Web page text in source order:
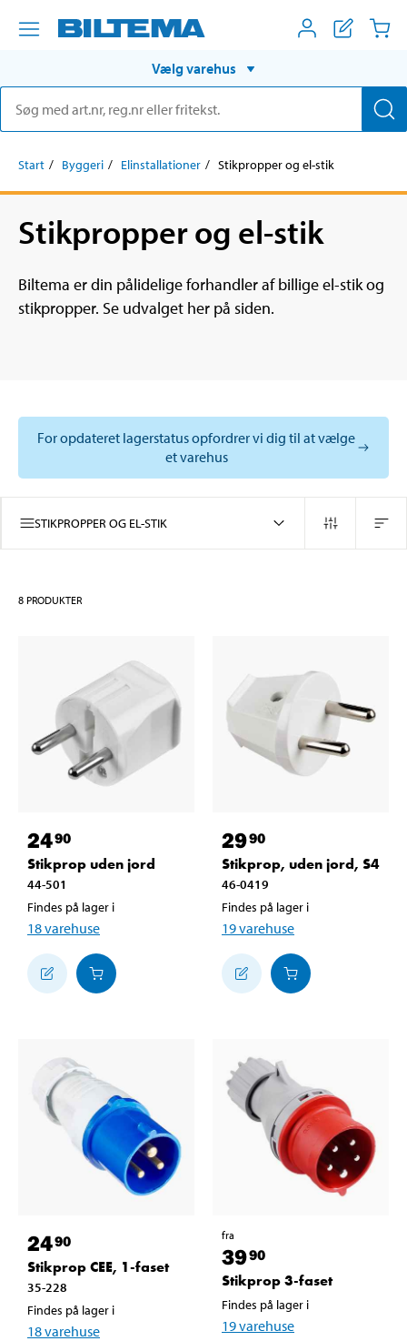
Vælg varehus
Start Byggeri Elinstallationer Stikpropper og el-stik
Stikpropper og el-stik
Biltema er din pålidelige forhandler af billige el-stik og
stikpropper. Se udvalget her på siden.
For opdateret lagerstatus opfordrer vi dig til at vælge
et varehus
STIKPROPPER OG EL-STIK
8 PRODUKTER
2490
Stikprop uden jord
44-501
Findes på lager i
18varehuse
2990
Stikprop, uden jord, S4
46-0419
Findes på lager i
19varehuse
2490
Stikprop CEE, 1-faset
35-228
Findes på lager i
18varehuse
fra
3990
Stikprop 3-faset
Findes på lager i
19varehuse